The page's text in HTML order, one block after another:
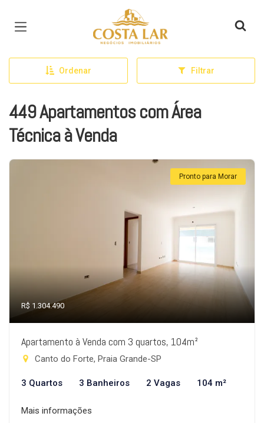
Página inicial
Ordenar Filtrar
449 Apartamentos com Área
Técnica à Venda
Pronto para Morar
R$ 1.304.490
Apartamento à Venda com 3 quartos, 104m²
Canto do Forte, Praia Grande-SP
3 Quartos 3 Banheiros 2 Vagas 104 m²
Mais informações